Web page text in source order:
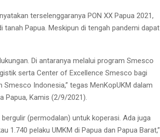
terselenggaranya PON XX Papua 2021,
tanah Papua. Meskipun di tengah pandemi dapat
Di antaranya melalui program Smesco
serta Center of Excellence Smesco bagi
Indonesia,” tegas MenKopUKM dalam
Papua, Kamis (2/9/2021).
(permodalan) untuk koperasi. Ada juga
1.740 pelaku UMKM di Papua dan Papua Barat,”